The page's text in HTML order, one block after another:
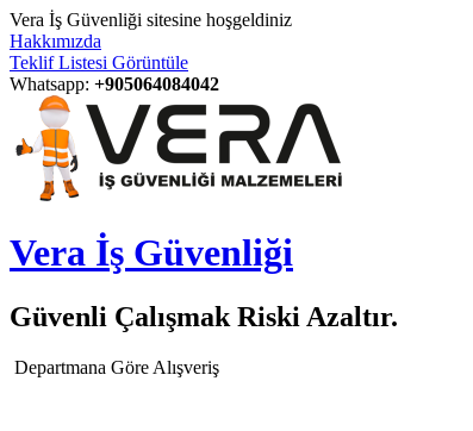
Vera İş Güvenliği sitesine hoşgeldiniz
Hakkımızda
Teklif Listesi Görüntüle
Whatsapp: +905064084042
Vera İş Güvenliği
Güvenli Çalışmak Riski Azaltır.
Departmana Göre Alışveriş